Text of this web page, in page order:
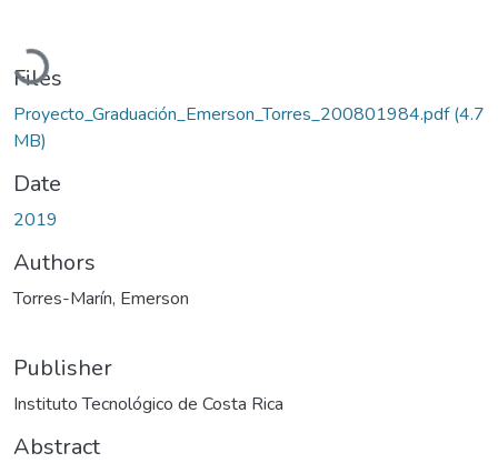
Loading...
Files
Proyecto_Graduación_Emerson_Torres_200801984.pdf(4.7
MB)
Date
2019
Authors
Torres-Marín, Emerson
Publisher
Instituto Tecnológico de Costa Rica
Abstract